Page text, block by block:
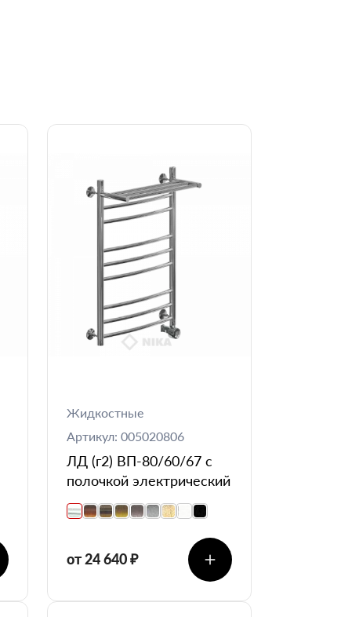
Жидкостные
Артикул: 005020806
ЛД (г2) ВП-80/60/67 с
полочкой электрический
от 24 640 ₽